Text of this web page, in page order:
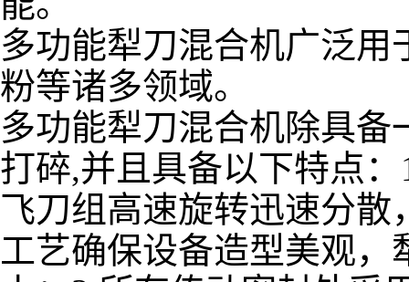
多功能犁刀混合机广泛
粉等诸多领域。
多功能犁刀混合机除具
打碎,并且具备以下特点
飞刀组高速旋转迅速分散
工艺确保设备造型美观